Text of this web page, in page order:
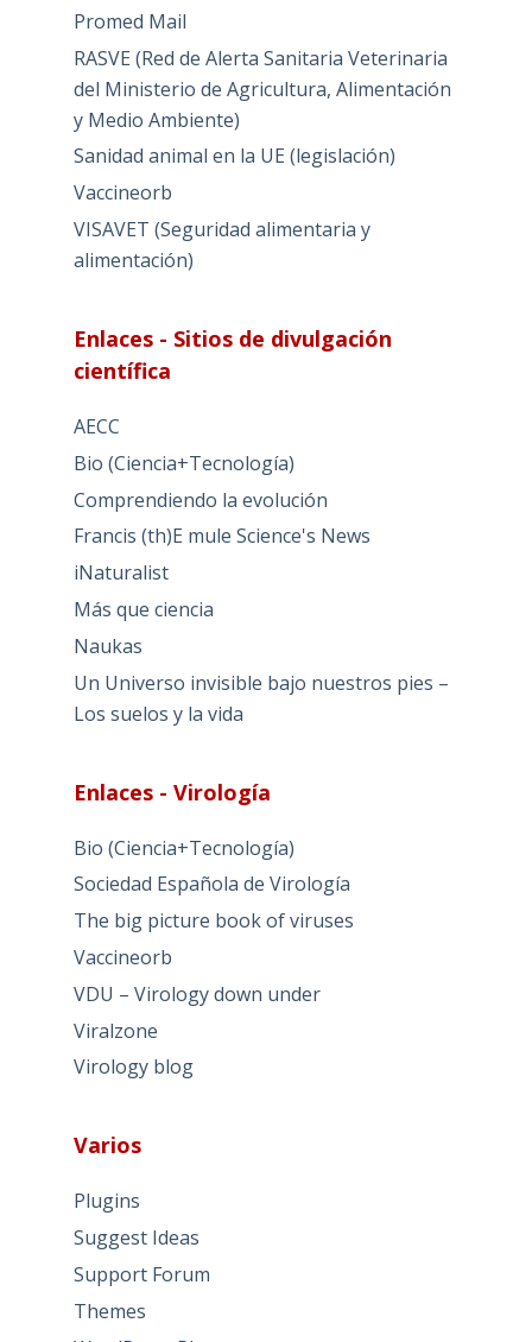
Promed Mail
RASVE (Red de Alerta Sanitaria Veterinaria
del Ministerio de Agricultura, Alimentación
y Medio Ambiente)
Sanidad animal en la UE (legislación)
Vaccineorb
VISAVET (Seguridad alimentaria y
alimentación)
Enlaces - Sitios de divulgación
científica
AECC
Bio (Ciencia+Tecnología)
Comprendiendo la evolución
Francis (th)E mule Science's News
iNaturalist
Más que ciencia
Naukas
Un Universo invisible bajo nuestros pies –
Los suelos y la vida
Enlaces - Virología
Bio (Ciencia+Tecnología)
Sociedad Española de Virología
The big picture book of viruses
Vaccineorb
VDU – Virology down under
Viralzone
Virology blog
Varios
Plugins
Suggest Ideas
Support Forum
Themes